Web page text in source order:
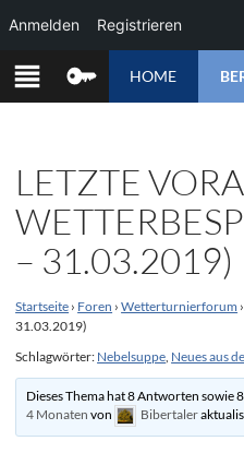
ZUM
INHALT
HOME
LETZTE
– 31.03.2019)
Startseite › Foren › Wetterturnierforum ›
31.03.2019)
Schlagwörter: Nebelsuppe, Neues aus
Dieses Thema hat 8 Antworten
4 Monaten von Bibertaler
Anmelden Registrieren